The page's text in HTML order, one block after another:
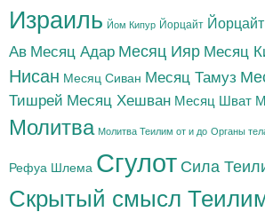
Израиль Йом Кипур Йорцайт
Ав Месяц Адар Месяц Ияр Месяц
Нисан Месяц Сиван Месяц Тамуз
Тишрей Месяц Хешван Месяц Шват
Молитва Молитва Теилим от и до Органы
Рефуа Шлема Сгулот Сила
Скрытый смысл